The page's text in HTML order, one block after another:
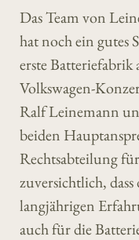
Das Team von
hat noch ein gutes
erste Batteriefabrik
Volkswagen-
Ralf Leinemann
beiden
Rechtsabteilung
zuversichtlich,
langjährigen
auch für die